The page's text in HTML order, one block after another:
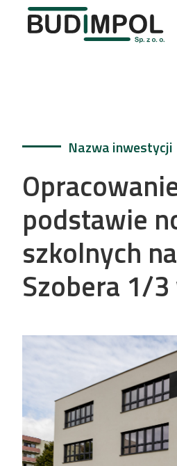
Nazwa inwestycji
podstawie
szkolnych
Szobera 1/